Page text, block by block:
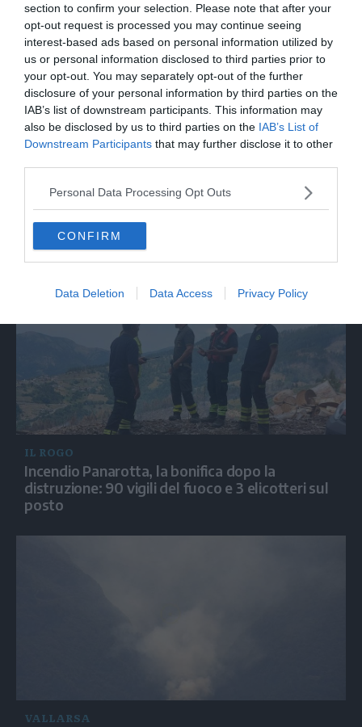
section to confirm your selection. Please note that after your
opt-out request is processed you may continue seeing
interest-based ads based on personal information utilized by
us or personal information disclosed to third parties prior to
your opt-out. You may separately opt-out of the further
disclosure of your personal information by third parties on the
IAB’s list of downstream participants. This information may
also be disclosed by us to third parties on the IAB’s List of
Downstream Participants that may further disclose it to other
Personal Data Processing Opt Outs
CONFIRM
Data Deletion Data Access Privacy Policy
Siccità, l’allarme di Coldiretti: «Allevamento il
settore più colpito, fino al -40% di foraggio»
IL ROGO
Incendio Panarotta, la bonifica dopo la
distruzione: 90 vigili del fuoco e 3 elicotteri sul
posto
VALLARSA